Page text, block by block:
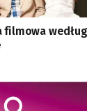
filmowa